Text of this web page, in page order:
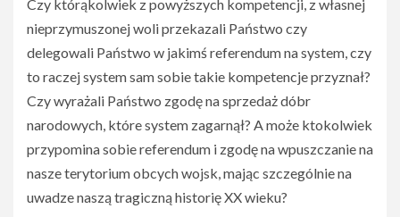
Czy którąkolwiek z powyższych kompetencji, z własnej
nieprzymuszonej woli przekazali Państwo czy
delegowali Państwo w jakimś referendum na system, czy
to raczej system sam sobie takie kompetencje przyznał?
Czy wyrażali Państwo zgodę na sprzedaż dóbr
narodowych, które system zagarnął? A może ktokolwiek
przypomina sobie referendum i zgodę na wpuszczanie na
nasze terytorium obcych wojsk, mając szczególnie na
uwadze naszą tragiczną historię XX wieku?